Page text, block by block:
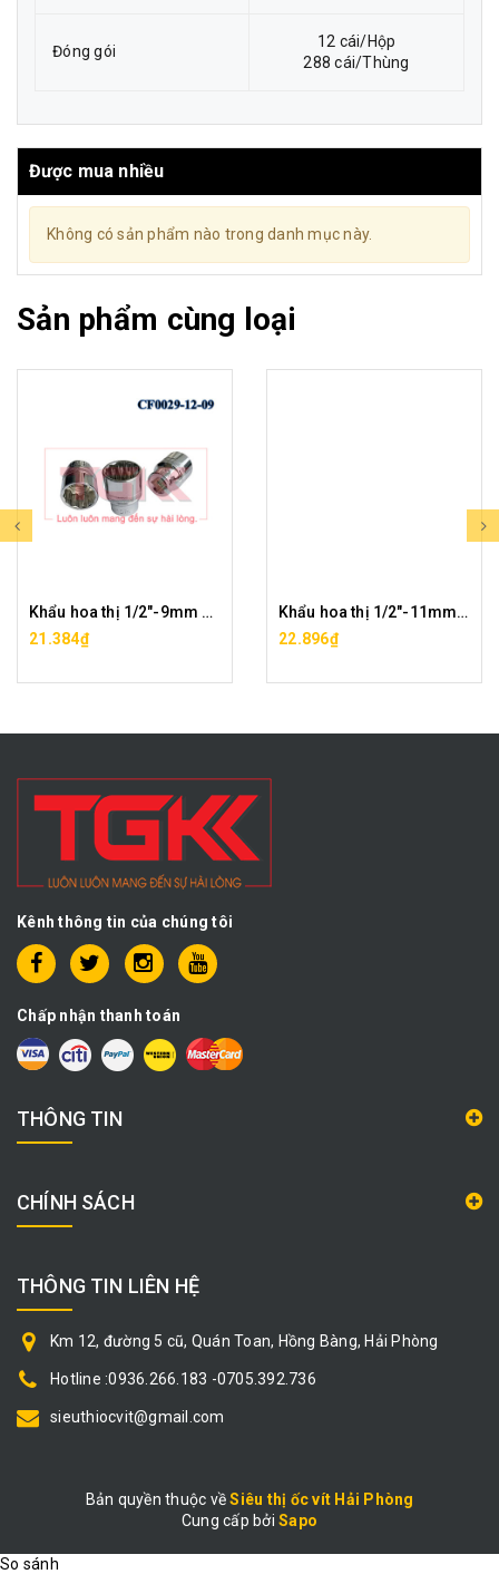
Đóng gói
12 cái/Hộp
288 cái/Thùng
Được mua nhiều
Không có sản phẩm nào trong danh mục này.
Sản phẩm cùng loại
Khẩu hoa thị 1/2"-9mm CF0029-12-9
21.384₫
Khẩu hoa thị 1/2"-11mm CF0029-12-11
22.896₫
Kênh thông tin của chúng tôi
Chấp nhận thanh toán
THÔNG TIN
CHÍNH SÁCH
THÔNG TIN LIÊN HỆ
Km 12, đường 5 cũ, Quán Toan, Hồng Bàng, Hải Phòng
Hotline :0936.266.183 -0705.392.736
sieuthiocvit@gmail.com
Bản quyền thuộc vềSiêu thị ốc vít Hải Phòng
|
Cung cấp bởiSapo
So sánh